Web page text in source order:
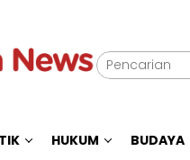
HUKUM BUDAYA